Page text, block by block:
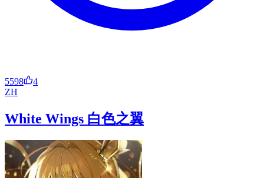
5598
4
ZH
White Wings 白色之翼